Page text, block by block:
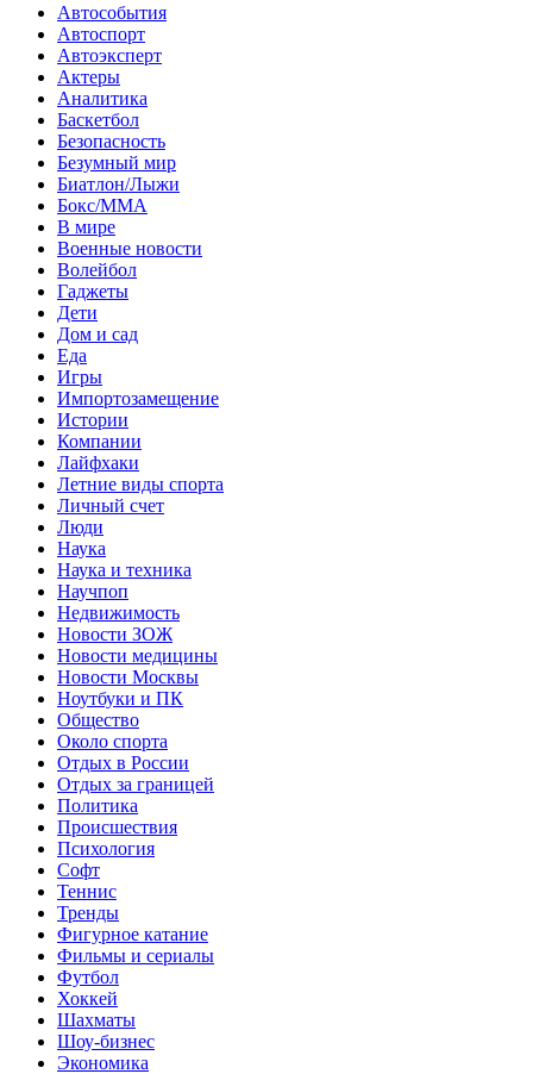
Автособытия
Автоспорт
Автоэксперт
Актеры
Аналитика
Баскетбол
Безопасность
Безумный мир
Биатлон/Лыжи
Бокс/MMA
В мире
Военные новости
Волейбол
Гаджеты
Дети
Дом и сад
Еда
Игры
Импортозамещение
Истории
Компании
Лайфхаки
Летние виды спорта
Личный счет
Люди
Наука
Наука и техника
Научпоп
Недвижимость
Новости ЗОЖ
Новости медицины
Новости Москвы
Ноутбуки и ПК
Общество
Около спорта
Отдых в России
Отдых за границей
Политика
Происшествия
Психология
Софт
Теннис
Тренды
Фигурное катание
Фильмы и сериалы
Футбол
Хоккей
Шахматы
Шоу-бизнес
Экономика